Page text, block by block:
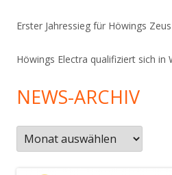
Erster Jahressieg für Höwings Zeus
Höwings Electra qualifiziert sich in
NEWS-ARCHIV
News-
Archiv